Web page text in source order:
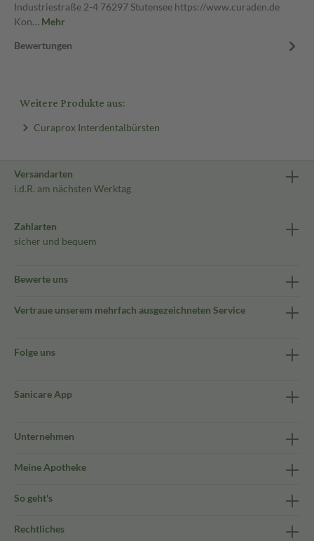
Industriestraße 2-4 76297 Stutensee https://www.curaden.de
Kon… Mehr
Bewertungen
Weitere Produkte aus:
Curaprox Interdentalbürsten
Versandarten
i.d.R. am nächsten Werktag
Zahlarten
sicher und bequem
Bewerte uns
Vertraue unserem mehrfach ausgezeichneten Service
Folge uns
Sanicare App
Unternehmen
Meine Apotheke
So geht's
Rechtliches